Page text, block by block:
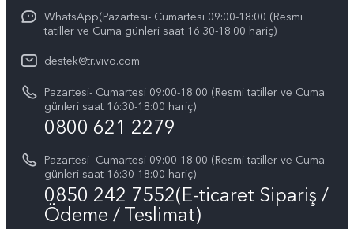
vivo X200 FE
Tüm Modeller
IMEI kimlik doğrulaması
Yedek Parçaların Fiyatı
Başlangıç ve Kullanım ​​Kılavuzu
Garanti Politikamız
Müşteri Hizmetleri Gizlilik Beyanı
vivo'da Kariyer
Basın
Yasal Bildirimler
Hakkımızda
Sürdürülebilirlik
vivo Gizlilik Merkezi
WhatsApp(Pazartesi- Cumartesi 09:00-18:00 (Resmi
tatiller ve Cuma günleri saat 16:30-18:00 hariç)
destek@tr.vivo.com
Pazartesi- Cumartesi 09:00-18:00 (Resmi tatiller ve Cuma
günleri saat 16:30-18:00 hariç)
0800 621 2279
Pazartesi- Cumartesi 09:00-18:00 (Resmi tatiller ve Cuma
günleri saat 16:30-18:00 hariç)
0850 242 7552(E-ticaret Sipariş /
Ödeme / Teslimat)